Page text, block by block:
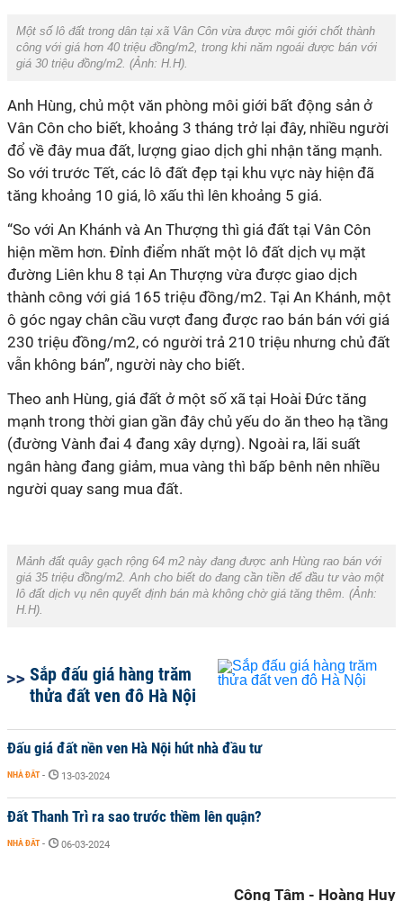
Một số lô đất trong dân tại xã Vân Côn vừa được môi giới chốt thành
công với giá hơn 40 triệu đồng/m2, trong khi năm ngoái được bán với
giá 30 triệu đồng/m2. (Ảnh: H.H).
Anh Hùng, chủ một văn phòng môi giới bất động sản ở
Vân Côn cho biết, khoảng 3 tháng trở lại đây, nhiều người
đổ về đây mua đất, lượng giao dịch ghi nhận tăng mạnh.
So với trước Tết, các lô đất đẹp tại khu vực này hiện đã
tăng khoảng 10 giá, lô xấu thì lên khoảng 5 giá.
“So với An Khánh và An Thượng thì giá đất tại Vân Côn
hiện mềm hơn. Đỉnh điểm nhất một lô đất dịch vụ mặt
đường Liên khu 8 tại An Thượng vừa được giao dịch
thành công với giá 165 triệu đồng/m2. Tại An Khánh, một
ô góc ngay chân cầu vượt đang được rao bán bán với giá
230 triệu đồng/m2, có người trả 210 triệu nhưng chủ đất
vẫn không bán”, người này cho biết.
Theo anh Hùng, giá đất ở một số xã tại Hoài Đức tăng
mạnh trong thời gian gần đây chủ yếu do ăn theo hạ tầng
(đường Vành đai 4 đang xây dựng). Ngoài ra, lãi suất
ngân hàng đang giảm, mua vàng thì bấp bênh nên nhiều
người quay sang mua đất.
Mảnh đất quây gạch rộng 64 m2 này đang được anh Hùng rao bán với
giá 35 triệu đồng/m2. Anh cho biết do đang cần tiền để đầu tư vào một
lô đất dịch vụ nên quyết định bán mà không chờ giá tăng thêm. (Ảnh:
H.H).
Sắp đấu giá hàng trăm
thửa đất ven đô Hà Nội
Đấu giá đất nền ven Hà Nội hút nhà đầu tư
NHÀ ĐẤT - 13-03-2024
Đất Thanh Trì ra sao trước thềm lên quận?
NHÀ ĐẤT - 06-03-2024
Công Tâm - Hoàng Huy